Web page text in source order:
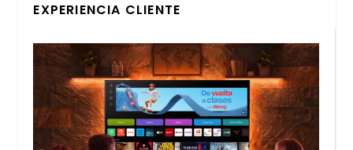
EXPERIENCIA CLIENTE